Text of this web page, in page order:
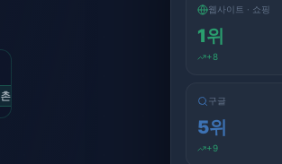
4단계 상승 이태원 브런치
웹사이트 · 쇼핑
1위
+8
구글
5위
+9